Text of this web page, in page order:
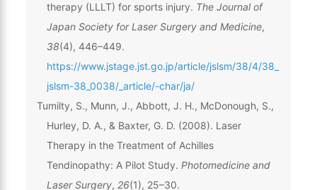
therapy (LLLT) for sports injury. The Journal of
Japan Society for Laser Surgery and Medicine,
38(4), 446–449.
https://www.jstage.jst.go.jp/article/jslsm/38/4/38_
jslsm-38_0038/_article/-char/ja/
Tumilty, S., Munn, J., Abbott, J. H., McDonough, S.,
Hurley, D. A., & Baxter, G. D. (2008). Laser
Therapy in the Treatment of Achilles
Tendinopathy: A Pilot Study. Photomedicine and
Laser Surgery, 26(1), 25–30.